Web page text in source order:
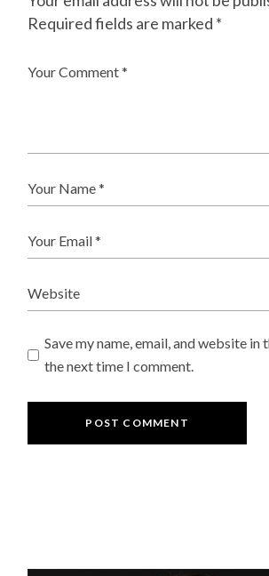
Required fields are marked *
Save my name, email, and website
the next time I comment.
POST COMMENT